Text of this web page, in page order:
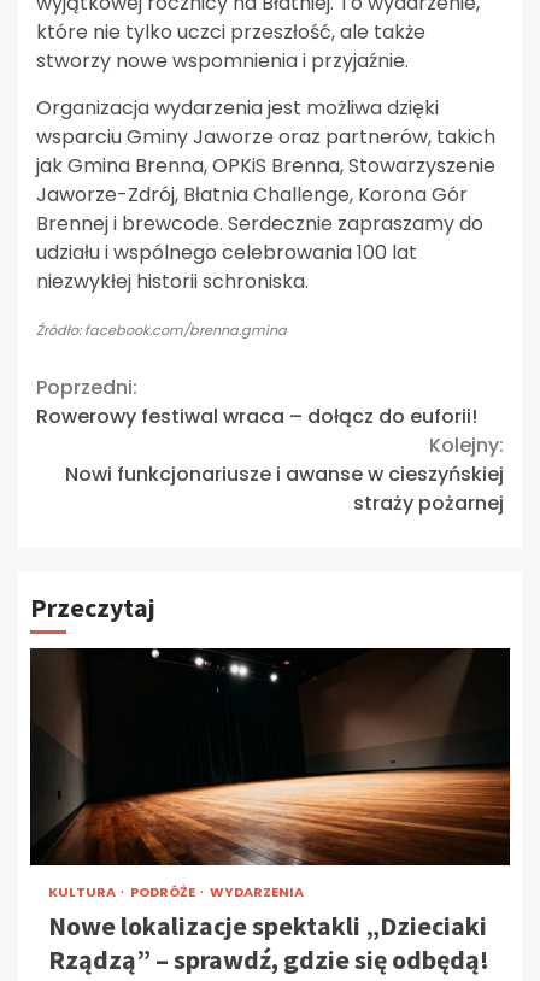
które nie tylko uczci przeszłość, ale także
stworzy nowe wspomnienia i przyjaźnie.
Organizacja wydarzenia jest możliwa dzięki
wsparciu Gminy Jaworze oraz partnerów, takich
jak Gmina Brenna, OPKiS Brenna, Stowarzyszenie
Jaworze-Zdrój, Błatnia Challenge, Korona Gór
Brennej i brewcode. Serdecznie zapraszamy do
udziału i wspólnego celebrowania 100 lat
niezwykłej historii schroniska.
Źródło: facebook.com/brenna.gmina
Continue
Reading
Poprzedni:
Rowerowy festiwal wraca – dołącz do euforii!
Kolejny:
Nowi funkcjonariusze i awanse w cieszyńskiej
straży pożarnej
Przeczytaj
KULTURA PODRÓŻE WYDARZENIA
Nowe lokalizacje spektakli „Dzieciaki
Rządzą” – sprawdź, gdzie się odbędą!